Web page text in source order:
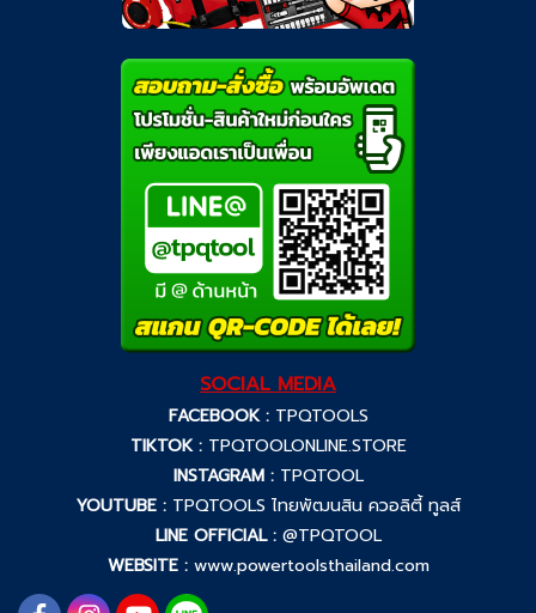
SOCIAL MEDIA
FACEBOOK : TPQTOOLS
TIKTOK : TPQTOOLONLINE.STORE
INSTAGRAM : TPQTOOL
YOUTUBE : TPQTOOLS ไทยพัฒนสิน ควอลิตี้ ทูลส์
LINE OFFICIAL : @TPQTOOL
WEBSITE : www.powertoolsthailand.com